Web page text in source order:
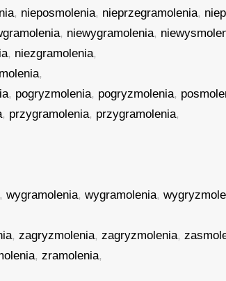
, nieposmolenia, nieprzegramolenia,
, niewygramolenia,
, niezgramolenia,
,
, pogryzmolenia, pogryzmolenia,
, przygramolenia, przygramolenia,
,wygramolenia,wygramolenia,
,zagryzmolenia,zagryzmolenia,
,zramolenia,